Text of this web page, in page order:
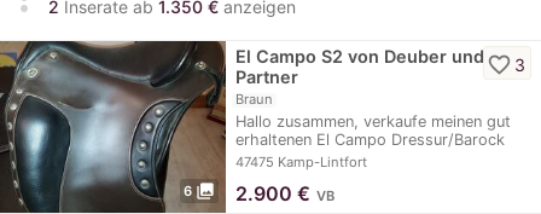
2 Inserate ab 1.350 € anzeigen
6 photo_library
El Campo S2 von Deuber und
Partner
Braun
Hallo zusammen, verkaufe meinen gut
erhaltenen El Campo Dressur/Barock
Sattel von…
47475 Kamp-Lintfort
favorite_border 3
2.900 € VB